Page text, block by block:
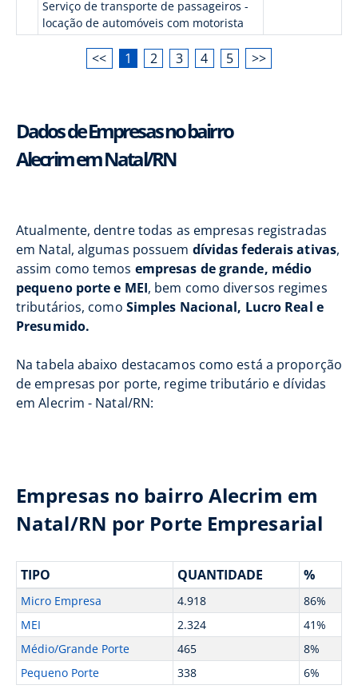
Serviço de transporte de passageiros -
locação de automóveis com motorista
<< 1 2 3 4 5 >>
Dados de Empresas no bairro
Alecrim em Natal/RN
Atualmente, dentre todas as empresas registradas
em Natal, algumas possuem dívidas federais ativas,
assim como temos empresas de grande, médio
pequeno porte e MEI, bem como diversos regimes
tributários, como Simples Nacional, Lucro Real e
Presumido.
Na tabela abaixo destacamos como está a proporção
de empresas por porte, regime tributário e dívidas
em Alecrim - Natal/RN:
Empresas no bairro Alecrim em
Natal/RN por Porte Empresarial
TIPO QUANTIDADE %
Micro Empresa 4.918
86%
MEI
2.324
41%
Médio/Grande Porte
465
8%
Pequeno Porte
338 6%